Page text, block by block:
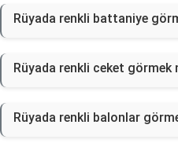
Rüyada renkli battaniye
Rüyada renkli ceket görmek
Rüyada renkli balonlar